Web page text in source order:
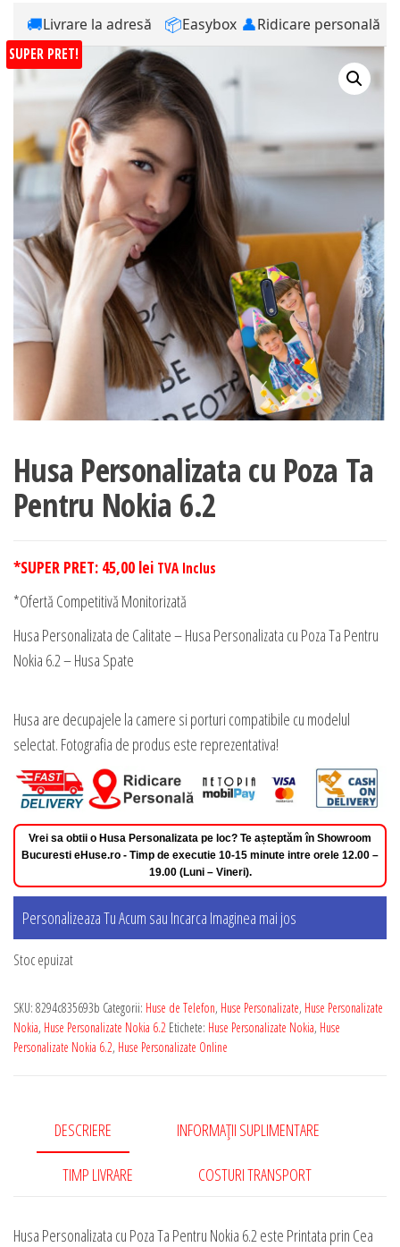
🚚Livrare la adresă 📦Easybox 👤Ridicare personală
SUPER PRET!
Husa Personalizata cu Poza Ta
Pentru Nokia 6.2
*SUPER PRET: 45,00 lei TVA Inclus
*Ofertă Competitivă Monitorizată
Husa Personalizata de Calitate – Husa Personalizata cu Poza Ta Pentru
Nokia 6.2 – Husa Spate
Husa are decupajele la camere si porturi compatibile cu modelul
selectat. Fotografia de produs este reprezentativa!
Vrei sa obtii o Husa Personalizata pe loc? Te așteptăm în Showroom
Bucuresti eHuse.ro - Timp de executie 10-15 minute intre orele 12.00 –
19.00 (Luni – Vineri).
Personalizeaza Tu Acum sau Incarca Imaginea mai jos
Stoc epuizat
SKU: 8294c835693b Categorii: Huse de Telefon, Huse Personalizate, Huse Personalizate
Nokia, Huse Personalizate Nokia 6.2 Etichete: Huse Personalizate Nokia, Huse
Personalizate Nokia 6.2, Huse Personalizate Online
DESCRIERE INFORMAȚII SUPLIMENTARE
TIMP LIVRARE COSTURI TRANSPORT
Husa Personalizata cu Poza Ta Pentru Nokia 6.2 este Printata prin Cea